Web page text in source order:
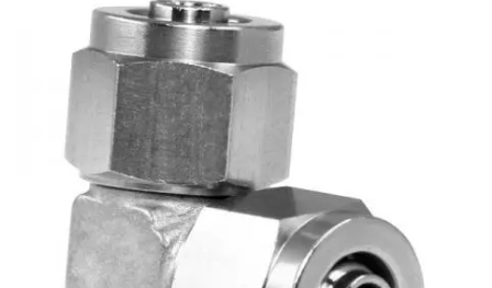
Ss316 Para Tubería /
Manguera De Aire